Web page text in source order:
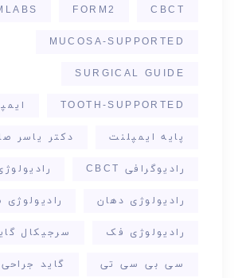
CBCT
FORM2
MUCOSA-SUPPORTED
SURGICAL GUIDE
TOOTH-SUPPORTED
پایه ایمپلنت دکتر یاسر
رادیوگرافی CBCT
رادیولوژی دهان
رادیولوژی فک سرجیکال
سی بی سی تی گاید جراحی